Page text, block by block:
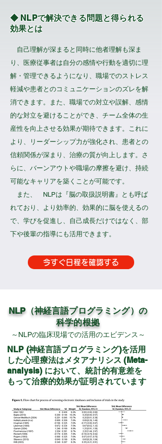
◆ NLPで解決できる問題と得られる
効果とは
自己理解が深まると同時に他者理解も深ま
り、医療従事者は自分の感情や行動を適切に理
解・管理できるようになり、職場でのストレス
軽減や患者とのコミュニケーションのズレを解
消できます。また、職場での対立や誤解、感情
的な対立を避けることができ、チーム全体の生
産性を向上させる効果が期待できます。これに
より、リーダーシップ力が強化され、患者との
信頼関係が深まり、治療の質が向上します。さ
らに、バーンアウトや職場の摩擦を避け、持続
可能なキャリアを築くことが可能です。
また、 NLPは『脳の取扱説明書』とも呼ば
れており、より効率的、効果的に脳を使えるの
で、学びを促進し、自己成長だけではなく、部
下や後輩の指導にも活用できます。
今すぐ日程を確認する
NLP（神経言語プログラミング）の
科学的根拠
～NLPの臨床現場での活用のエビデンス～
NLP (神経言語プログラミング)を活用
した心理療法はメタアナリシス (Meta-
analysis) において、統計的有意差を
もって治療的効果が証明されています